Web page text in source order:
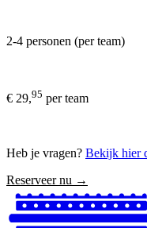
2-4 personen (per team)
€ 29,95 per team
Heb je vragen? Bekijk hier
Reserveer nu →